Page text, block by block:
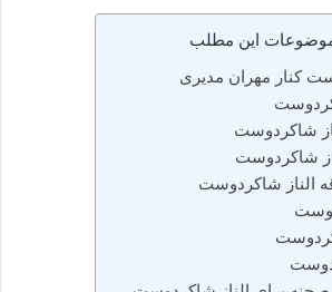
این مطلب
کنار مهران مدیری
شاکردوست
شاکردوست
الناز شاکردوست